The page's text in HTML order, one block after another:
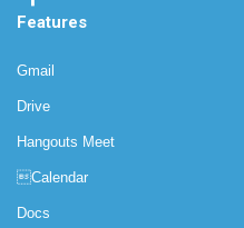
Features
Gmail
Drive
Hangouts Meet
Calendar
Docs